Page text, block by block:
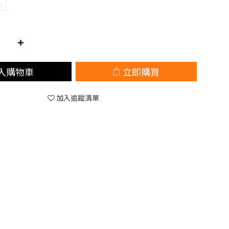
購物車 立即購買
加入追蹤清單